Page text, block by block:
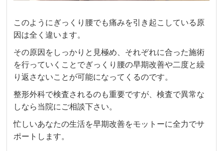
このようにぎっくり腰でも痛みを引き起こしている原
因は全く違います。
その原因をしっかりと見極め、それぞれに合った施術
を行っていくことでぎっくり腰の早期改善や二度と繰
り返さないことが可能になってくるのです。
整形外科で検査されるのも重要ですが、検査で異常な
しなら当院にご相談下さい。
忙しいあなたの生活を早期改善をモットーに全力でサ
ポートします。